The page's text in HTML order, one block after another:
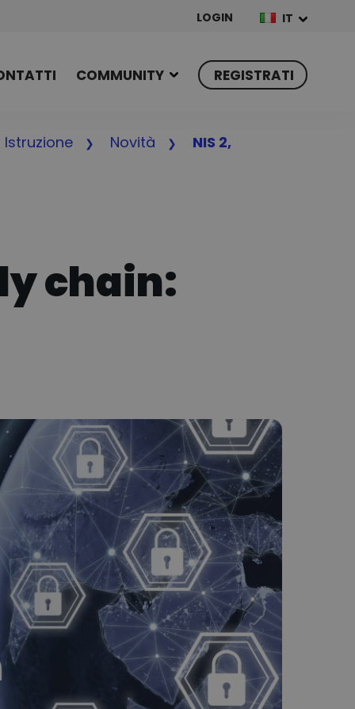
LOGIN IT
COMMUNITY REGISTRATI
Istruzione Novità
NIS 2,
chain: